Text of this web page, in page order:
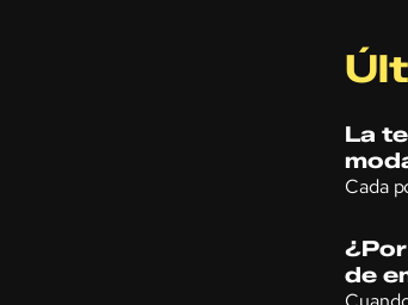
La
Cada
de